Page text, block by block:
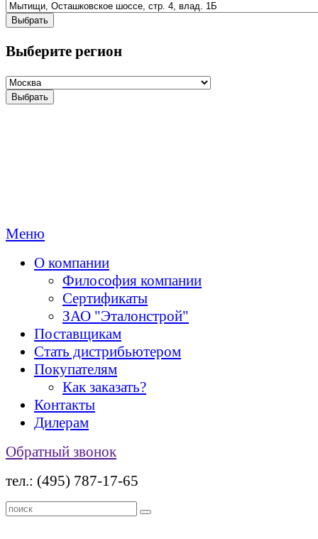
Выбрать
Выберите регион
Выбрать
Меню
О компании
Философия компании
Сертификаты
ЗАО "Эталонстрой"
Поставщикам
Стать дистрибьютером
Покупателям
Как заказать?
Контакты
Дилерам
Обратный звонок
тел.: (495) 787-17-65